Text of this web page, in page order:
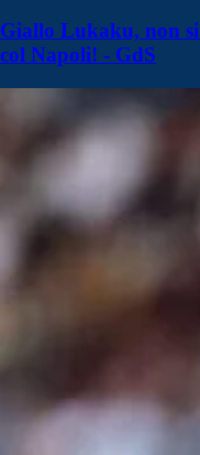
Giallo Lukaku, non
col Napoli! - GdS